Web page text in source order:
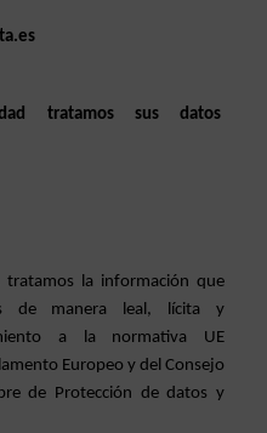
tratamos sus datos
tratamos la información que
de manera leal, lícita y
a la normativa UE
Europeo y del Consejo
de Protección de datos y